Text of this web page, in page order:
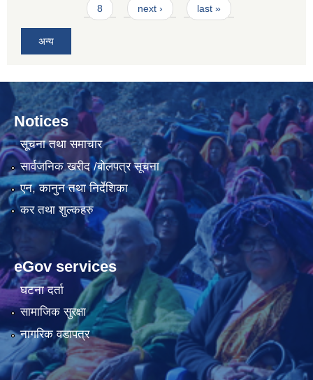
8 next › last »
अन्य
Notices
सूचना तथा समाचार
सार्वजनिक खरीद /बोलपत्र सूचना
एन, कानुन तथा निर्देशिका
कर तथा शुल्कहरु
eGov services
घटना दर्ता
सामाजिक सुरक्षा
नागरिक वडापत्र